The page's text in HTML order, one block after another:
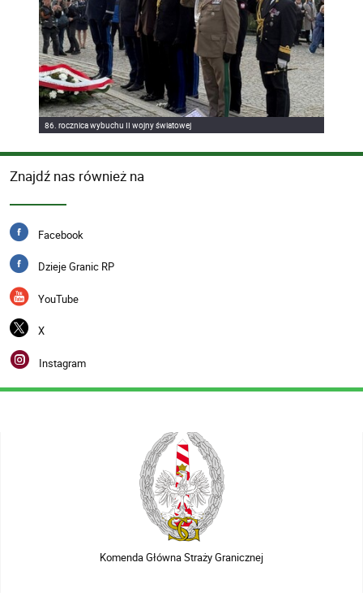
86. rocznica wybuchu II wojny światowej
Znajdź nas również na
Facebook
Dzieje Granic RP
YouTube
X
Instagram
Komenda Główna Straży Granicznej